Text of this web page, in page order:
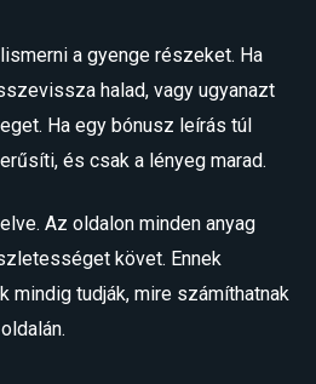
a gyenge részeket. Ha
halad, vagy ugyanazt
Ha egy bónusz leírás túl
és csak a lényeg marad.
Az oldalon minden anyag
követ. Ennek
mindig tudják, mire számíthatnak